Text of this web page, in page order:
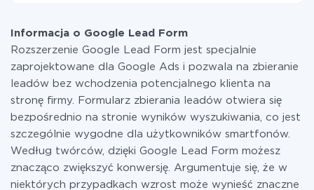
w razie potrzeby przełączyć się na płatną. Więcej
informacji otaryfach .
Informacja o Google Lead Form
Rozszerzenie Google Lead Form jest specjalnie
zaprojektowane dla Google Ads i pozwala na zbieranie
leadów bez wchodzenia potencjalnego klienta na
stronę firmy. Formularz zbierania leadów otwiera się
bezpośrednio na stronie wyników wyszukiwania, co jest
szczególnie wygodne dla użytkowników smartfonów.
Według twórców, dzięki Google Lead Form możesz
znacząco zwiększyć konwersję. Argumentuje się, że w
niektórych przypadkach wzrost może wynieść znaczne